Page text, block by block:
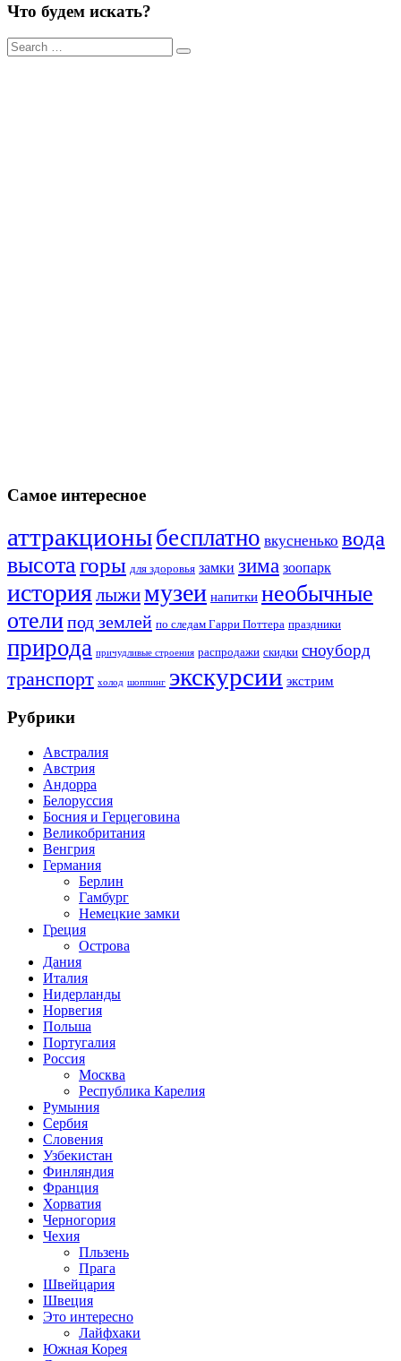
Что будем искать?
Результаты
поиска
Самое интересное
аттракционыбесплатно вкусненько вода
высота горы для здоровья замки зима зоопарк
историялыжимузеи напитки необычные
отелипод землей по следам Гарри Поттера праздники
природа причудливые строения распродажи скидки сноуборд
транспорт холод шоппинг экскурсии экстрим
Рубрики
Австралия
Австрия
Андорра
Белоруссия
Босния и Герцеговина
Великобритания
Венгрия
Германия
Берлин
Гамбург
Немецкие замки
Греция
Острова
Дания
Италия
Нидерланды
Норвегия
Польша
Португалия
Россия
Москва
Республика Карелия
Румыния
Сербия
Словения
Узбекистан
Финляндия
Франция
Хорватия
Черногория
Чехия
Пльзень
Прага
Швейцария
Швеция
Это интересно
Лайфхаки
Южная Корея